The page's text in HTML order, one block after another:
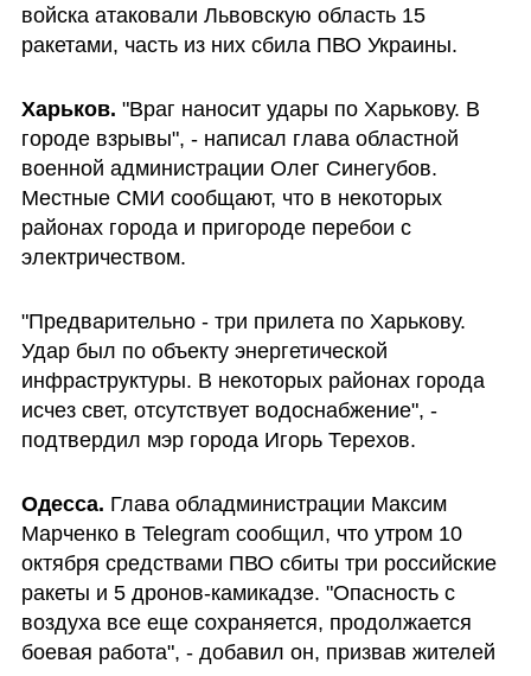
войска атаковали Львовскую область 15
ракетами, часть из них сбила ПВО Украины.
Харьков. "Враг наносит удары по Харькову. В
городе взрывы", - написал глава областной
военной администрации Олег Синегубов.
Местные СМИ сообщают, что в некоторых
районах города и пригороде перебои с
электричеством.
"Предварительно - три прилета по Харькову.
Удар был по объекту энергетической
инфраструктуры. В некоторых районах города
исчез свет, отсутствует водоснабжение", -
подтвердил мэр города Игорь Терехов.
Одесса. Глава обладминистрации Максим
Марченко в Telegram сообщил, что утром 10
октября средствами ПВО сбиты три российские
ракеты и 5 дронов-камикадзе. "Опасность с
воздуха все еще сохраняется, продолжается
боевая работа", - добавил он, призвав жителей